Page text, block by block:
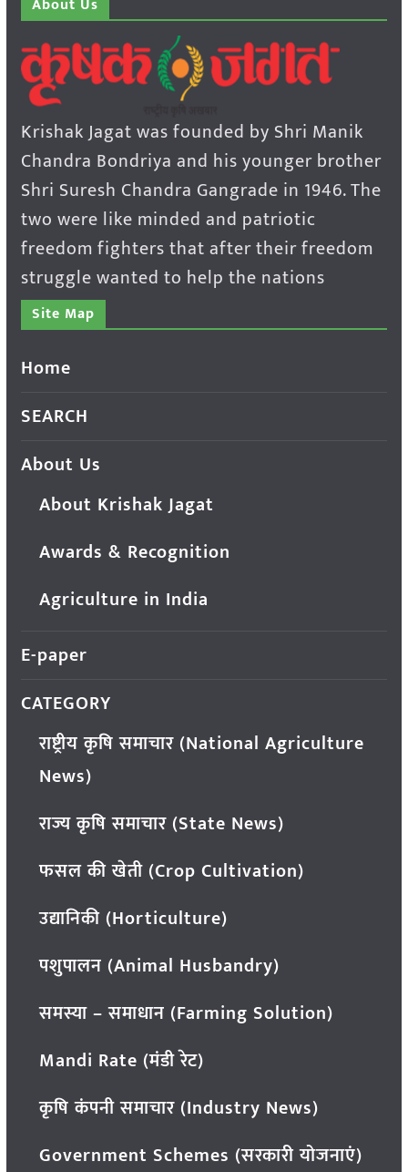
About Us
Krishak Jagat was founded by Shri Manik
Chandra Bondriya and his younger brother
Shri Suresh Chandra Gangrade in 1946. The
two were like minded and patriotic
freedom fighters that after their freedom
struggle wanted to help the nations
Site Map
Home
SEARCH
About Us
About Krishak Jagat
Awards & Recognition
Agriculture in India
E-paper
CATEGORY
राष्ट्रीय कृषि समाचार (National Agriculture
News)
राज्य कृषि समाचार (State News)
फसल की खेती (Crop Cultivation)
उद्यानिकी (Horticulture)
पशुपालन (Animal Husbandry)
समस्या – समाधान (Farming Solution)
Mandi Rate (मंडी रेट)
कृषि कंपनी समाचार (Industry News)
Government Schemes (सरकारी योजनाएं)